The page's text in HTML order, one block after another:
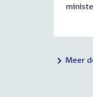
Meer